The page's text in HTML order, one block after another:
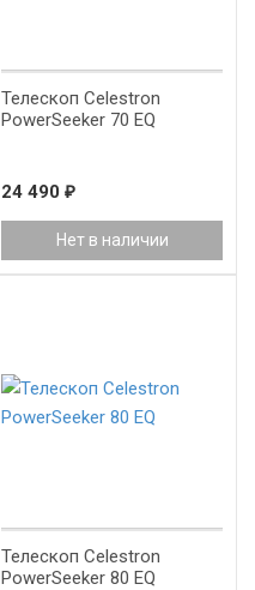
Телескоп Celestron
PowerSeeker 70 EQ
24 490 ₽
Нет в наличии
Телескоп Celestron
PowerSeeker 80 EQ